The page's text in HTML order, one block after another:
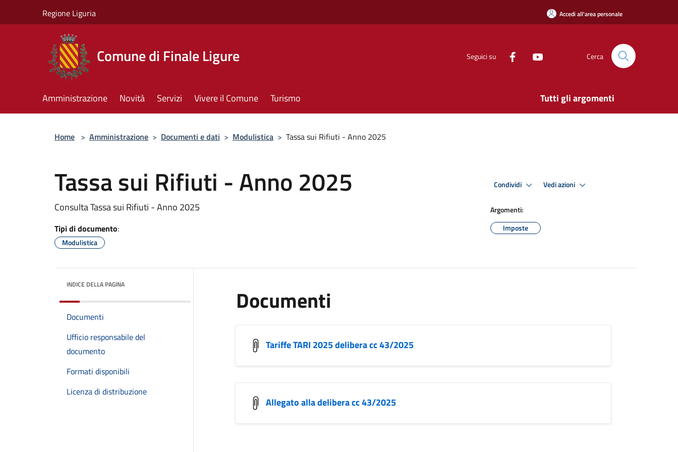
Regione Liguria Accedi all'area personale
Comune di Finale Ligure Seguici su Cerca
Amministrazione Novità Servizi Vivere il Comune Turismo Tutti gli argomenti
Home > Amministrazione > Documenti e dati > Modulistica > Tassa sui Rifiuti - Anno 2025
Tassa sui Rifiuti - Anno 2025
Consulta Tassa sui Rifiuti - Anno 2025
Tipi di documento:
Modulistica
Condividi Vedi azioni
Argomenti:
Imposte
INDICE DELLA PAGINA
Documenti
Ufficio responsabile del
documento
Formati disponibili
Licenza di distribuzione
Documenti
Tariffe TARI 2025 delibera cc 43/2025
Allegato alla delibera cc 43/2025